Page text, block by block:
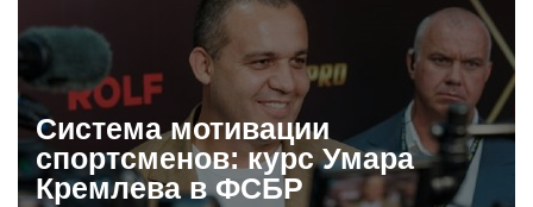
Система мотивации
спортсменов: курс Умара
Кремлева в ФСБР